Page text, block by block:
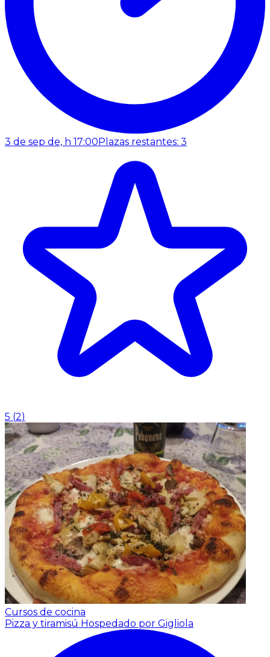
3 de sep de, h 17:00Plazas restantes: 3
5 (2)
Cursos de cocina
Pizza y tiramisú Hospedado por Gigliola